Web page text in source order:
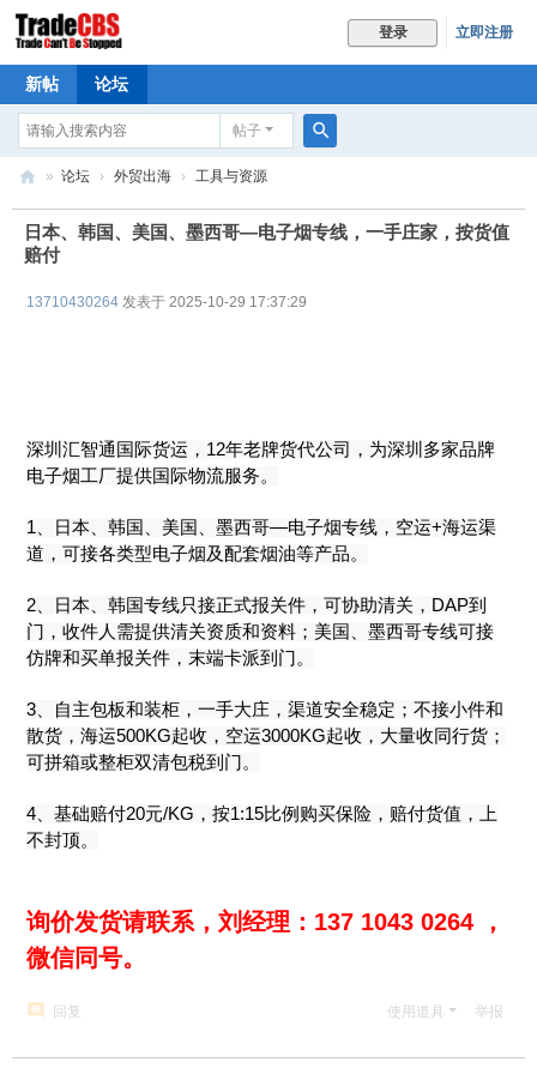
登录 立即注册
新帖 论坛
帖子
Tr
ad
» 论坛 › 外贸出海 › 工具与资源
日本、韩国、美国、墨西哥—电子烟专线，一手庄家，按货值
赔付
13710430264 发表于 2025-10-29 17:37:29
深圳汇智通国际货运，12年老牌货代公司，为深圳多家品牌
电子烟工厂提供国际物流服务。
1、日本、韩国、美国、墨西哥—电子烟专线，空运+海运渠
道，可接各类型电子烟及配套烟油等产品。
2、日本、韩国专线只接正式报关件，可协助清关，DAP到
门，收件人需提供清关资质和资料；美国、墨西哥专线可接
仿牌和买单报关件，末端卡派到门。
3、自主包板和装柜，一手大庄，渠道安全稳定；不接小件和
散货，海运500KG起收，空运3000KG起收，大量收同行货；
可拼箱或整柜双清包税到门。
4、基础赔付20元/KG，按1:15比例购买保险，赔付货值，上
不封顶。
询价发货请联系，刘经理：137 1043 0264 ，
微信同号。
回复 使用道具 举报